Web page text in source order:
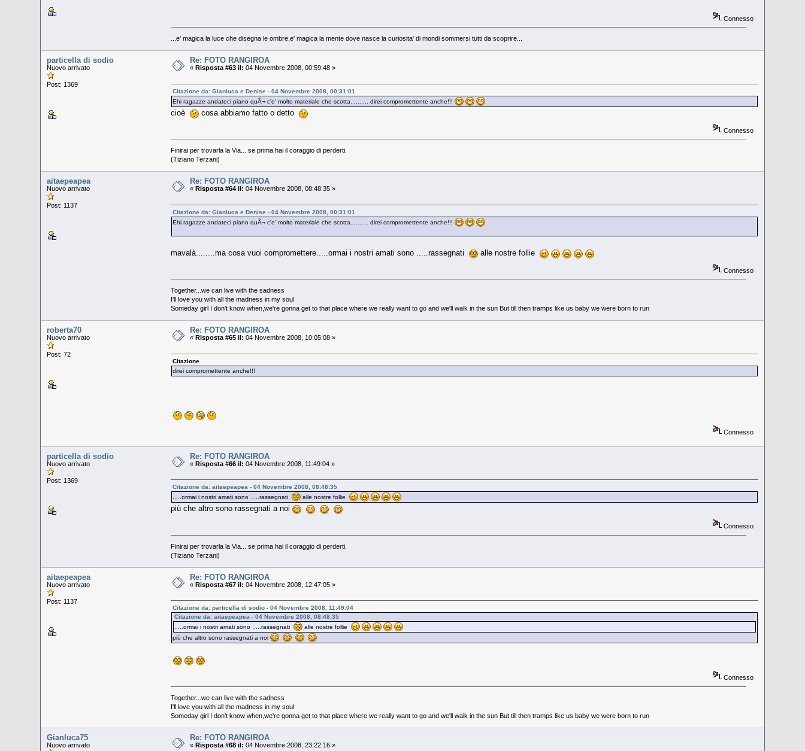
Connesso
...e' magica la luce che disegna le ombre,e' magica la mente dove nasce la curiosita' di mondi sommersi tutti da scoprire...
particella di sodio
Nuovo arrivato
Post: 1369
Re: FOTO RANGIROA
« Risposta #63 il: 04 Novembre 2008, 00:59:48 »
Citazione da: Gianluca e Denise - 04 Novembre 2008, 00:31:01
Ehi ragazze andateci piano quÃ¬ c'e' molto materiale che scotta.......... direi compromettente anche!!!
cioè cosa abbiamo fatto o detto
Connesso
Finirai per trovarla la Via... se prima hai il coraggio di perderti.
(Tiziano Terzani)
aitaepeapea
Nuovo arrivato
Post: 1137
Re: FOTO RANGIROA
« Risposta #64 il: 04 Novembre 2008, 08:48:35 »
Citazione da: Gianluca e Denise - 04 Novembre 2008, 00:31:01
Ehi ragazze andateci piano quÃ¬ c'e' molto materiale che scotta.......... direi compromettente anche!!!
mavalà........ma cosa vuoi compromettere.....ormai i nostri amati sono .....rassegnati alle nostre follie
Connesso
Together...we can live with the sadness
I'll love you with all the madness in my soul
Someday girl I don't know when,we're gonna get to that place where we really want to go and we'll walk in the sun But till then tramps like us baby we were born to run
roberta70
Nuovo arrivato
Post: 72
Re: FOTO RANGIROA
« Risposta #65 il: 04 Novembre 2008, 10:05:08 »
Citazione
direi compromettente anche!!!
Connesso
particella di sodio
Nuovo arrivato
Post: 1369
Re: FOTO RANGIROA
«Risposta #66 il: 04 Novembre 2008, 11:49:04 »
Citazione da: aitaepeapea - 04 Novembre 2008, 08:48:35
.....ormai i nostri amati sono .....rassegnati
alle nostre follie
più che altro sono rassegnati a noi
Connesso
Finirai per trovarla la Via... se prima hai il coraggio di perderti.
(Tiziano Terzani)
aitaepeapea
Nuovo arrivato
Post: 1137
Re: FOTO RANGIROA
«Risposta #67 il: 04 Novembre 2008, 12:47:05 »
Citazione da: particella di sodio - 04 Novembre 2008, 11:49:04
Citazione da: aitaepeapea - 04 Novembre 2008, 08:48:35
.....ormai i nostri amati sono .....rassegnati
alle nostre follie
più che altro sono rassegnati a noi
Connesso
Together...we can live with the sadness
I'll love you with all the madness in my soul
Someday girl I don't know when,we're gonna get to that place where we really want to go and we'll walk in the sun But till then tramps like us baby we were born to run
Gianluca75
Nuovo arrivato
Re: FOTO RANGIROA
«Risposta #68 il: 04 Novembre 2008, 23:22:16 »